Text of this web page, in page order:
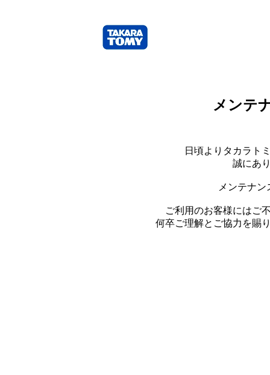
メンテ
日頃よりタカラト
誠にあ
メンテナ
ご利用のお客様にはご
何卒ご理解とご協力を賜